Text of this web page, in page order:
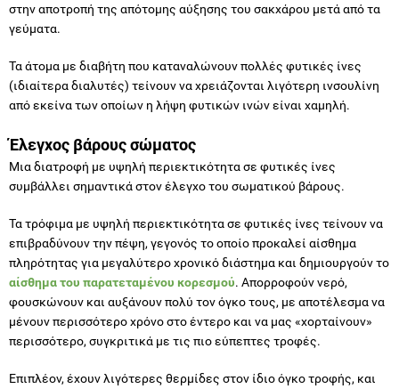
στην αποτροπή της απότομης αύξησης του σακχάρου μετά από τα
γεύματα.
Τα άτομα με διαβήτη που καταναλώνουν πολλές φυτικές ίνες
(ιδιαίτερα διαλυτές) τείνουν να χρειάζονται λιγότερη ινσουλίνη
από εκείνα των οποίων η λήψη φυτικών ινών είναι χαμηλή.
Έλεγχος βάρους σώματος
Μια διατροφή με υψηλή περιεκτικότητα σε φυτικές ίνες
συμβάλλει σημαντικά στον έλεγχο του σωματικού βάρους.
Τα τρόφιμα με υψηλή περιεκτικότητα σε φυτικές ίνες τείνουν να
επιβραδύνουν την πέψη, γεγονός το οποίο προκαλεί αίσθημα
πληρότητας για μεγαλύτερο χρονικό διάστημα και δημιουργούν το
αίσθημα του παρατεταμένου κορεσμού. Απορροφούν νερό,
φουσκώνουν και αυξάνουν πολύ τον όγκο τους, με αποτέλεσμα να
μένουν περισσότερο χρόνο στο έντερο και να μας «χορταίνουν»
περισσότερο, συγκριτικά με τις πιο εύπεπτες τροφές.
Επιπλέον, έχουν λιγότερες θερμίδες στον ίδιο όγκο τροφής, και